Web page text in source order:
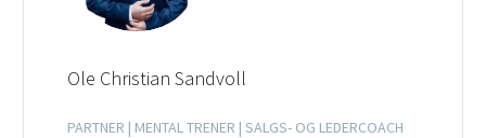
Ole Christian Sandvoll
PARTNER | MENTAL TRENER | SALGS- OG LEDERCOACH